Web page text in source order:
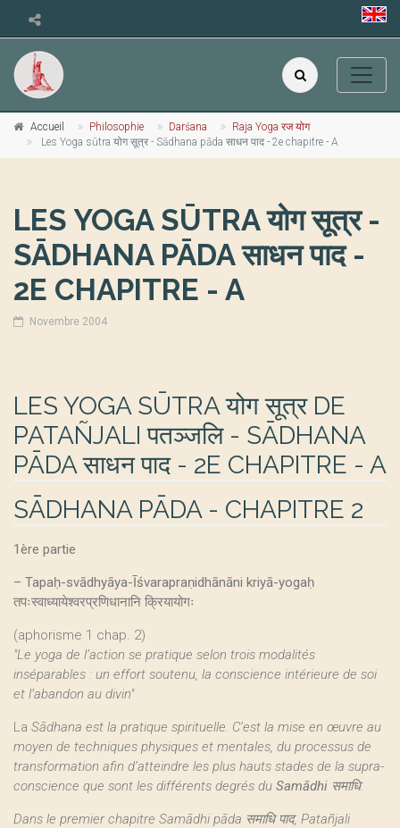
Accueil Philosophie Darśana
Raja Yoga रज योग
Les Yoga sūtra योग सूत्र - Sādhana pāda साधन पाद - 2e chapitre - A
LES YOGA SŪTRA योग सूत्र -
SĀDHANA PĀDA साधन पाद -
2E CHAPITRE - A
Novembre 2004
LES YOGA SŪTRA योग सूत्र DE
PATAÑJALI पतञ्जलि - SĀDHANA
PĀDA साधन पाद - 2E CHAPITRE - A
SĀDHANA PĀDA - CHAPITRE 2
1ère partie
– Tapaḥ-svādhyāya-Īśvarapraṇidhānāni kriyā-yogaḥ
तपःस्वाध्यायेश्वरप्रणिधानानि क्रियायोगः
(aphorisme 1 chap. 2)
"Le yoga de l’action se pratique selon trois modalités
inséparables : un effort soutenu, la conscience intérieure de soi
et l’abandon au divin"
La Sādhana est la pratique spirituelle. C’est la mise en œuvre au
moyen de techniques physiques et mentales, du processus de
transformation afin d’atteindre les plus hauts stades de la supra-
conscience que sont les différents degrés du Samādhi समाधि.
Dans le premier chapitre Samādhi pāda समाधि पाद, Patañjali